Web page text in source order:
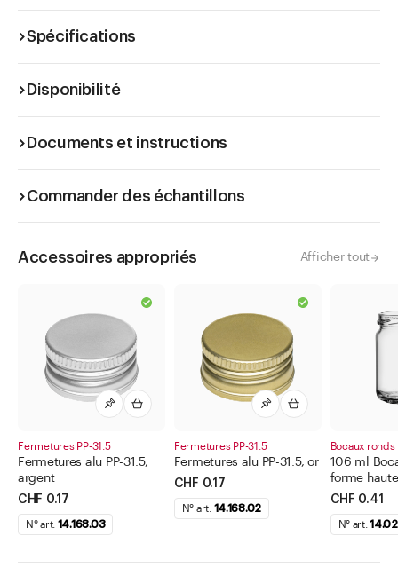
- Logo/texte (haute résolution, vectorisé ou PDF)
Spécifications
Disponibilité
Documents et instructions
Commander des échantillons
Accessoires appropriés Afficher tout
Fermetures PP-31.5
Fermetures alu PP-31.5,
argent
CHF 0.17
N° art. 14.168.03
Fermetures PP-31.5
Fermetures alu PP-31.5, or
CHF 0.17
N° art. 14.168.02
Bocaux
106 ml
forme
CHF 0.41
N° art.